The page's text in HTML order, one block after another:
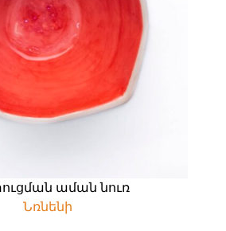
աման նուռ
Նռնենի